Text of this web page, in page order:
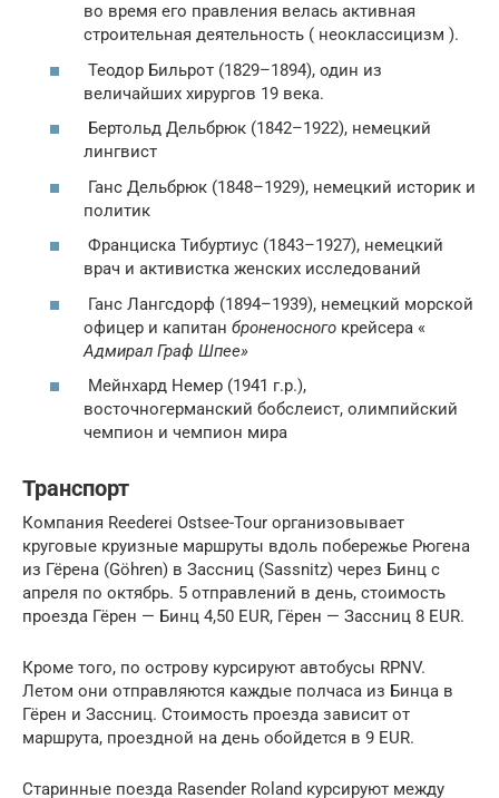
во время его правления велась активная
строительная деятельность ( неоклассицизм ).
Теодор Бильрот (1829–1894), один из
величайших хирургов 19 века.
Бертольд Дельбрюк (1842–1922), немецкий
лингвист
Ганс Дельбрюк (1848–1929), немецкий историк и
политик
Франциска Тибуртиус (1843–1927), немецкий
врач и активистка женских исследований
Ганс Лангсдорф (1894–1939), немецкий морской
офицер и капитан броненосного крейсера «
Адмирал Граф Шпее»
Мейнхард Немер (1941 г.р.),
восточногерманский бобслеист, олимпийский
чемпион и чемпион мира
Транспорт
Компания Reederei Ostsee-Tour организовывает
круговые круизные маршруты вдоль побережье Рюгена
из Гёрена (Göhren) в Зассниц (Sassnitz) через Бинц с
апреля по октябрь. 5 отправлений в день, стоимость
проезда Гёрен — Бинц 4,50 EUR, Гёрен — Зассниц 8 EUR.
Кроме того, по острову курсируют автобусы RPNV.
Летом они отправляются каждые полчаса из Бинца в
Гёрен и Зассниц. Стоимость проезда зависит от
маршрута, проездной на день обойдется в 9 EUR.
Старинные поезда Rasender Roland курсируют между